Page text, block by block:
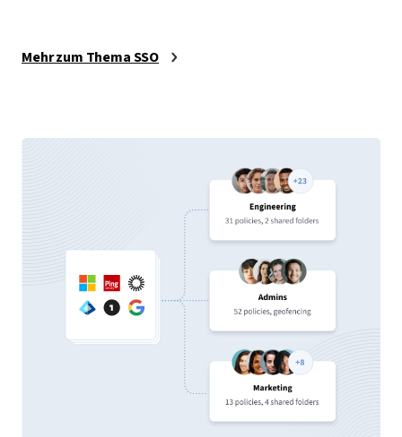
Mehr zum Thema SSO